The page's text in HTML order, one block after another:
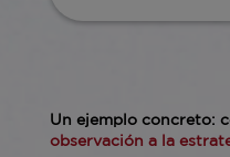
Un ejemplo concreto:
observación a la